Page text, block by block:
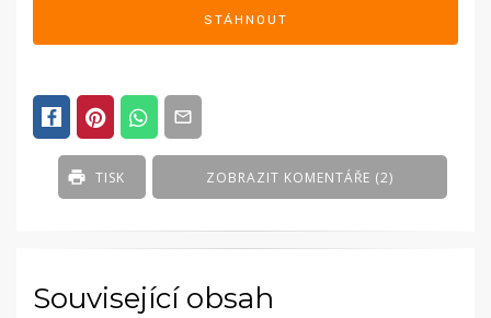
STÁHNOUT
ZOBRAZIT KOMENTÁŘE (2)
TISK
Související obsah